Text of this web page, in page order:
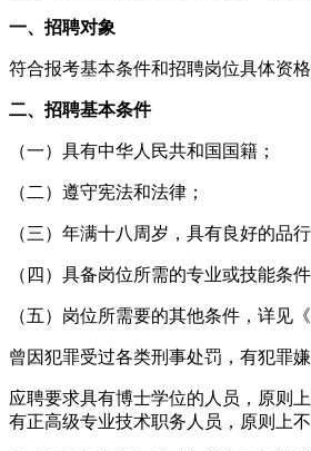
一、招聘对象
符合报考基本条件和招聘岗位具体资
二、招聘基本条件
（一）具有中华人民共和国国籍；
（二）遵守宪法和法律；
（三）年满十八周岁，具有良好的品行
（四）具备岗位所需的专业或技能条
（五）岗位所需要的其他条件，详见
曾因犯罪受过各类刑事处罚，有犯罪
应聘要求具有博士学位的人员，原则
有正高级专业技术职务人员，原则上